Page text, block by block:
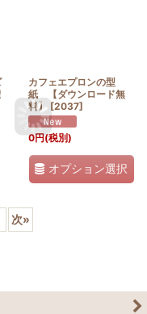
カフェエプロンの型
紙 【ダウンロード無
料】
[2037]
0円(税別)
オプション選択
次»